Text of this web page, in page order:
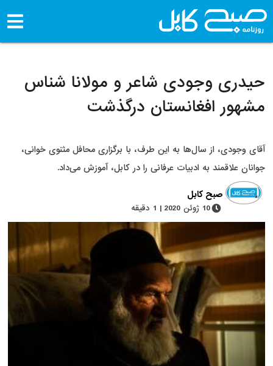
حیدری وجودی شاعر و مولانا شناس
مشهور افغانستان درگذشت
آقای وجودی، از سال‌ها به این طرف، با برگزاری محافل مثنوی خوانی،
جوانان علاقمند به ادبیات عرفانی را در کابل، آموزش می‌داد.
صبح کابل
10 ژوئن 2020 | 1 دقیقه